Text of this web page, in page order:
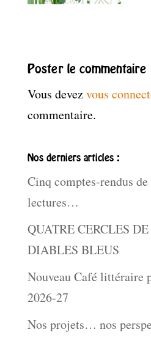
Poster le commentaire
Vous devezvous
commentaire.
Nos derniers articles :
Cinq comptes-rendus de
lectures…
QUATRE CERCLES
DIABLES BLEUS
Nouveau Café littéraire
2026-27
Nos projets… nos